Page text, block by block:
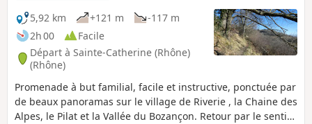
5,92 km
+121 m
-117 m
2h 00
Facile
Départ à Sainte-Catherine (Rhône)
(Rhône)
Promenade à but familial, facile et instructive, ponctuée par
de beaux panoramas sur le village de Riverie , la Chaine des
Alpes, le Pilat et la Vallée du Bozançon. Retour par le sentier